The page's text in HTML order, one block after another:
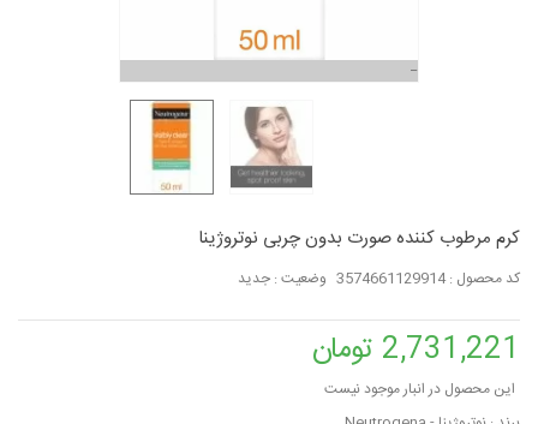
کرم مرطوب کننده صورت بدون چربی نوتروژینا
کد محصول : 3574661129914 وضعیت : جدید
2,731,221 تومان
این محصول در انبار موجود نیست